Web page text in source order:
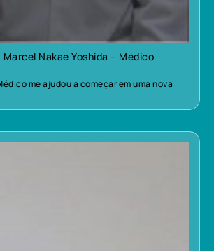
Nakae Yoshida – Médico
me ajudou a começar em uma nova